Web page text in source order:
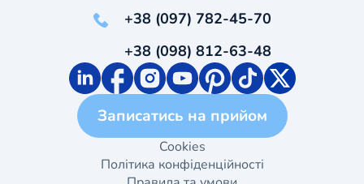
+38 (097) 782-45-70
+38 (098) 812-63-48
Записатись на прийом
Cookies
Політика конфіденційності